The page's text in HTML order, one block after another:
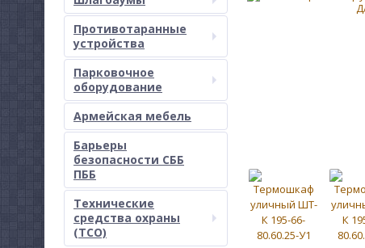
Противотаранные
устройства
Парковочное
оборудование
Армейская мебель
Барьеры
безопасности СББ
ПББ
Технические
средства охраны
(ТСО)